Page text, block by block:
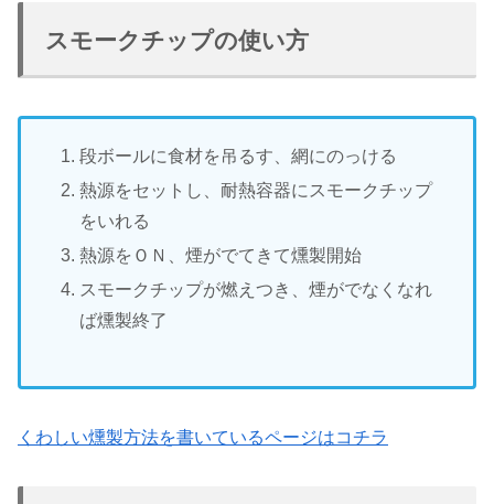
スモークチップの使い方
段ボールに食材を吊るす、網にのっける
熱源をセットし、耐熱容器にスモークチップ
をいれる
熱源をＯＮ、煙がでてきて燻製開始
スモークチップが燃えつき、煙がでなくなれ
ば燻製終了
くわしい燻製方法を書いているページはコチラ